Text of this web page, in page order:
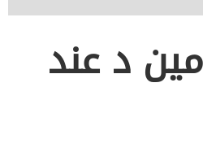
د عند